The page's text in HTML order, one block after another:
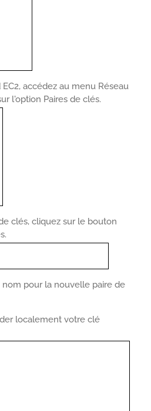
accédez au menu Réseau
l'option Paires de clés.
clés, cliquez sur le bouton
pour la nouvelle paire de
localement votre clé